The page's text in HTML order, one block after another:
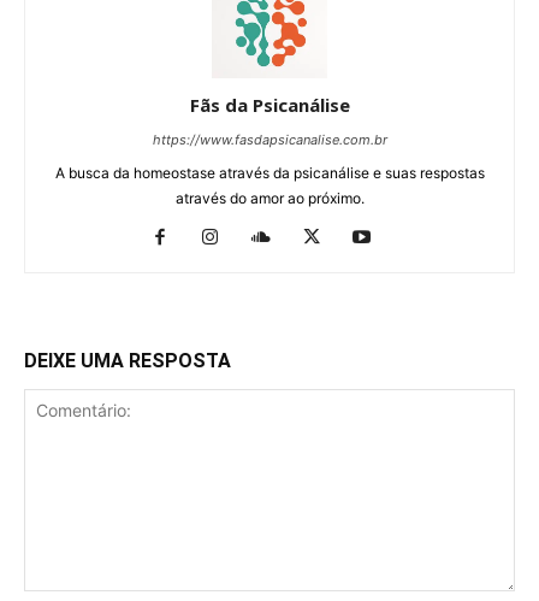
Fãs da Psicanálise
https://www.fasdapsicanalise.com.br
A busca da homeostase através da psicanálise e suas respostas
através do amor ao próximo.
DEIXE UMA RESPOSTA